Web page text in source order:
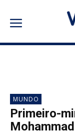
MUNDO
Primeiro-